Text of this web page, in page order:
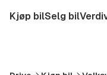
tilKjøp bilSelg bil